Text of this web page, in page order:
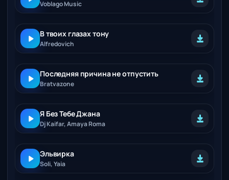
Voblago Music
В твоих глазах тону
Alfredovich
Последняя причина не отпустить
Bratvazone
Я Без Тебе Джана
Dj Kaifar, Amaya Roma
Эльвирка
Soli, Yaia